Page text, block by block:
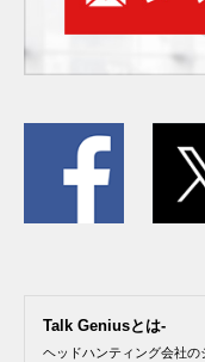
Talk Geniusとは-
ヘッドハンティング会社の